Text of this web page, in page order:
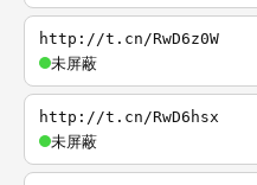
http://t.cn/RwD6z0W
未屏蔽
http://t.cn/RwD6hsx
未屏蔽